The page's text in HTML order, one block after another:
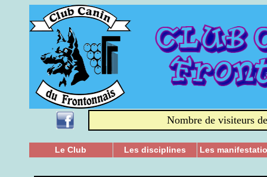
Nombre de visiteurs
Le Club Les disciplines Les